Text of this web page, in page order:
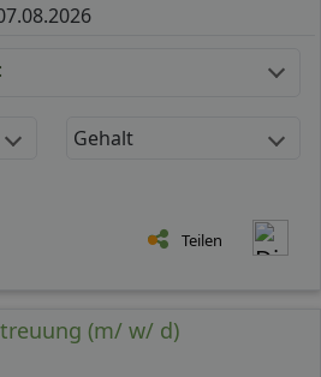
Gehalt
Teilen
(m/ w/ d)